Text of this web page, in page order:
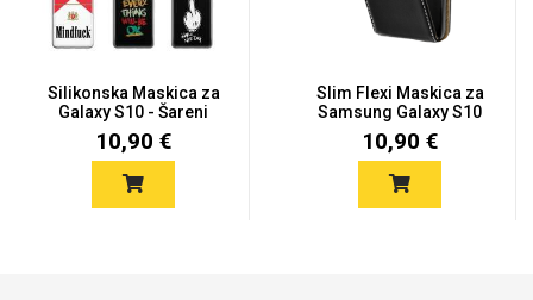
Silikonska Maskica za
Galaxy S10 - Šareni
moti...
10,90 €
Slim Flexi Maskica za
Samsung Galaxy S10
10,90 €